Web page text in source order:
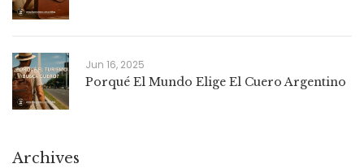
Jun 16, 2025
Porqué El Mundo Elige El Cuero Argentino
Archives